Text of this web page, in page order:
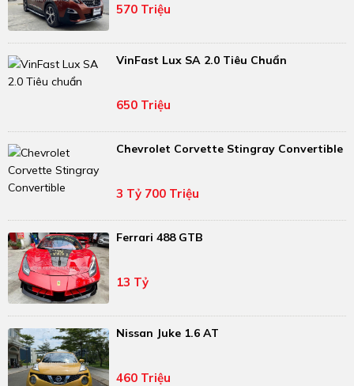
570 Triệu
VinFast Lux SA 2.0 Tiêu Chuẩn
650 Triệu
Chevrolet Corvette Stingray Convertible
3 Tỷ 700 Triệu
Ferrari 488 GTB
13 Tỷ
Nissan Juke 1.6 AT
460 Triệu